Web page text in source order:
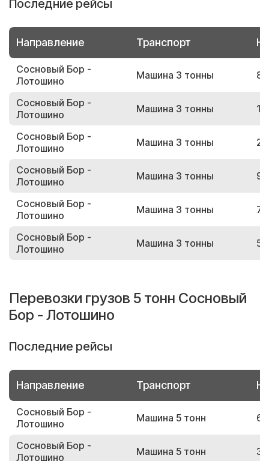
Последние рейсы
Направление Транспорт
Сосновый Бор -
Лотошино
Машина 3 тонны
Сосновый Бор -
Лотошино
Машина 3 тонны
Сосновый Бор -
Лотошино
Машина 3 тонны
Сосновый Бор -
Лотошино
Машина 3 тонны
Сосновый Бор -
Лотошино
Машина 3 тонны
Сосновый Бор -
Лотошино
Машина 3 тонны
Перевозки грузов 5 тонн Сосновый
Бор - Лотошино
Последние рейсы
Направление Транспорт
Сосновый Бор -
Лотошино
Машина 5 тонн
Сосновый Бор -
Лотошино
Машина 5 тонн